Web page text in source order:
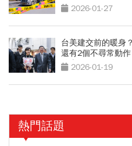
2026-01-27
台美建交前的暖身
還有2個不尋常動
什麼2026-01-19
熱門話題